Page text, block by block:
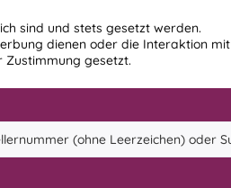
sind und stets gesetzt werden.
dienen oder die Interaktion mit
Zustimmung gesetzt.